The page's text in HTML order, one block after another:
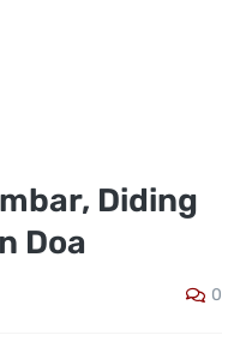
Diding
Doa
0